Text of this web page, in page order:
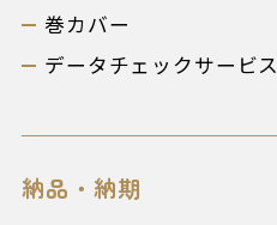
巻カバー
データチェックサービス
納品・納期